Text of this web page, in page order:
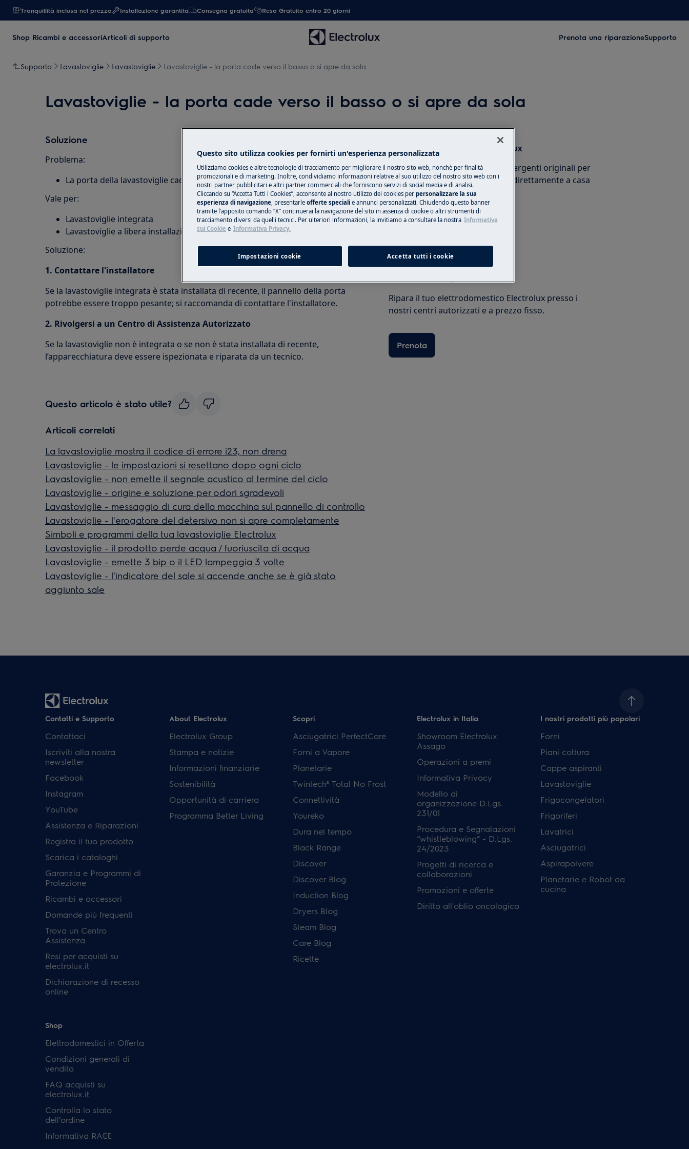
Tranquillità inclusa nel prezzo Installazione garantita Consegna gratuita Reso Gratuito entro 20 giorni
Shop Ricambi e accessoriArticoli di supporto Prenota una riparazioneSupporto
Supporto Lavastoviglie Lavastoviglie Lavastoviglie - la porta cade verso il basso o si apre da sola
Lavastoviglie - la porta cade verso il basso o si apre da sola
Soluzione
Problema:
La porta della lavastoviglie cade verso il basso o si apre da sola
Vale per:
Lavastoviglie integrata
Lavastoviglie a libera installazione
Soluzione:
1. Contattare l'installatore
Se la lavastoviglie integrata è stata installata di recente, il pannello della porta
potrebbe essere troppo pesante; si raccomanda di contattare l'installatore.
2. Rivolgersi a un Centro di Assistenza Autorizzato
Se la lavastoviglie non è integrata o se non è stata installata di recente,
l’apparecchiatura deve essere ispezionata e riparata da un tecnico.
Questo articolo è stato utile?
Articoli correlati
La lavastoviglie mostra il codice di errore i23, non drena
Lavastoviglie - le impostazioni si resettano dopo ogni ciclo
Lavastoviglie - non emette il segnale acustico al termine del ciclo
Lavastoviglie - origine e soluzione per odori sgradevoli
Lavastoviglie - messaggio di cura della macchina sul pannello di controllo
Lavastoviglie - l'erogatore del detersivo non si apre completamente
Simboli e programmi della tua lavastoviglie Electrolux
Lavastoviglie - il prodotto perde acqua / fuoriuscita di acqua
Lavastoviglie - emette 3 bip o il LED lampeggia 3 volte
Lavastoviglie - l'indicatore del sale si accende anche se è già stato
aggiunto sale
Ricambi e accessori Electrolux
Compra ricambi, accessori e detergenti originali per
il tuo elettrodomestico e ricevili direttamente a casa
tua.
Ripara il tuo elettrodomestico Electrolux presso i
nostri centri autorizzati e a prezzo fisso.
Prenota
Contatti e Supporto
Contattaci
Iscriviti alla nostra
newsletter
Facebook
Instagram
YouTube
Assistenza e Riparazioni
Registra il tuo prodotto
Scarica i cataloghi
Garanzia e Programmi di
Protezione
Ricambi e accessori
Domande più frequenti
Trova un Centro
Assistenza
Resi per acquisti su
electrolux.it
Dichiarazione di recesso
online
About Electrolux
Electrolux Group
Stampa e notizie
Informazioni finanziarie
Sostenibilità
Opportunità di carriera
Programma Better Living
Scopri
Asciugatrici PerfectCare
Forni a Vapore
Planetarie
Twintech® Total No Frost
Connettività
Youreko
Dura nel tempo
Black Range
Discover
Discover Blog
Induction Blog
Dryers Blog
Steam Blog
Care Blog
Ricette
Electrolux in Italia
Showroom Electrolux
Assago
Operazioni a premi
Informativa Privacy
Modello di
organizzazione D.Lgs.
231/01
Procedura e Segnalazioni
“whistleblowing” - D.Lgs.
24/2023
Progetti di ricerca e
collaborazioni
Promozioni e offerte
Diritto all'oblio oncologico
I nostri prodotti più popolari
Forni
Piani cottura
Cappe aspiranti
Lavastoviglie
Frigocongelatori
Frigoriferi
Lavatrici
Asciugatrici
Aspirapolvere
Planetarie e Robot da
cucina
Shop
Elettrodomestici in Offerta
Condizioni generali di
vendita
FAQ acquisti su
electrolux.it
Controlla lo stato
dell’ordine
Informativa RAEE
Questo sito utilizza cookies per fornirti un'esperienza personalizzata
Utilizziamo cookies e altre tecnologie di tracciamento per migliorare il nostro sito web, nonchè per finalità
promozionali e di marketing. Inoltre, condividiamo informazioni relative al suo utilizzo del nostro sito web con i
nostri partner pubblicitari e altri partner commerciali che forniscono servizi di social media e di analisi.
Cliccando su “Accetta Tutti i Cookies”, acconsente al nostro utilizzo dei cookies per personalizzare la sua
esperienza di navigazione, presentarle offerte speciali e annunci personalizzati. Chiudendo questo banner
tramite l’apposito comando “X” continuerai la navigazione del sito in assenza di cookie o altri strumenti di
tracciamento diversi da quelli tecnici. Per ulteriori informazioni, la invitiamo a consultare la nostra Informativa
sui Cookie e Informativa Privacy.
Impostazioni cookie Accetta tutti i cookie